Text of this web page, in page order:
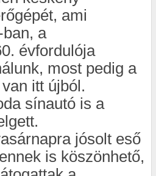
ami
ban, a
évfordulója
most pedig a
itt újból.
sínautó is a
jósolt eső
is köszönhető,